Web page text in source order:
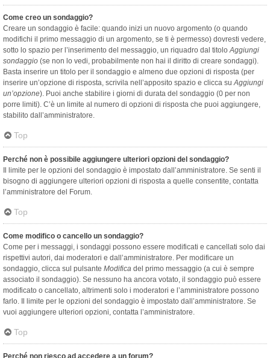
Come creo un sondaggio?
Creare un sondaggio è facile: quando inizi un nuovo argomento (o quando
modifichi il primo messaggio di un argomento, se ti è permesso) dovresti vedere,
sotto lo spazio per l’inserimento del messaggio, un riquadro dal titoloAggiungi
sondaggio (se non lo vedi, probabilmente non hai il diritto di creare sondaggi).
Basta inserire un titolo per il sondaggio e almeno due opzioni di risposta (per
inserire un’opzione di risposta, scrivila nell’apposito spazio e clicca suAggiungi
un’opzione). Puoi anche stabilire i giorni di durata del sondaggio (0 per non
porre limiti). C’è un limite al numero di opzioni di risposta che puoi aggiungere,
stabilito dall’amministratore.
Top
Perché non è possibile aggiungere ulteriori opzioni del sondaggio?
Il limite per le opzioni del sondaggio è impostato dall’amministratore. Se senti il
bisogno di aggiungere ulteriori opzioni di risposta a quelle consentite, contatta
l’amministratore del Forum.
Top
Come modifico o cancello un sondaggio?
Come per i messaggi, i sondaggi possono essere modificati e cancellati solo dai
rispettivi autori, dai moderatori e dall’amministratore. Per modificare un
sondaggio, clicca sul pulsante Modifica del primo messaggio (a cui è sempre
associato il sondaggio). Se nessuno ha ancora votato, il sondaggio può essere
modificato o cancellato, altrimenti solo i moderatori e l’amministratore possono
farlo. Il limite per le opzioni del sondaggio è impostato dall’amministratore. Se
vuoi aggiungere ulteriori opzioni, contatta l’amministratore.
Top
Perché non riesco ad accedere a un forum?